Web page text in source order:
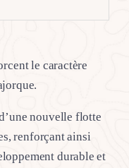
le caractère
nouvelle flotte
renforçant ainsi
durable et